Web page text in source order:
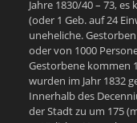
Jahre 1830/40 – 73,
(oder 1 Geb. auf 24
uneheliche.
oder von 1000
Gestorbene kommen
wurden im Jahr 1832
Innerhalb des
der Stadt zu um 175